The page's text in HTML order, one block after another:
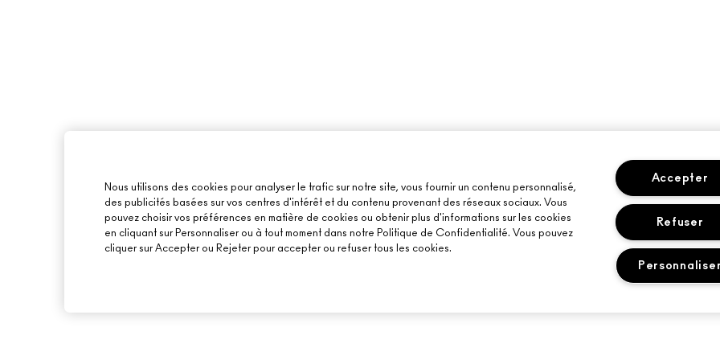
Nous utilisons des cookies pour analyser le trafic sur notre site, vous fournir un contenu personnalisé,
des publicités basées sur vos centres d'intérêt et du contenu provenant des réseaux sociaux. Vous
pouvez choisir vos préférences en matière de cookies ou obtenir plus d'informations sur les cookies
en cliquant sur Personnaliser ou à tout moment dans notre Politique de Confidentialité. Vous pouvez
cliquer sur Accepter ou Rejeter pour accepter ou refuser tous les cookies.
Accepter
Refuser